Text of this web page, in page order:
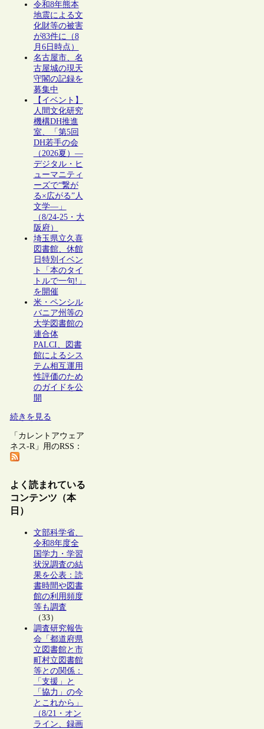
令和8年熊本
地震による文
化財等の被害
が83件に（8
月6日時点）
名古屋市、名
古屋城の現天
守閣の記録を
募集中
【イベント】
人間文化研究
機構DH推進
室、「第5回
DH若手の会
（2026夏）―
デジタル・ヒ
ューマニティ
ーズで“繋が
る×広がる”人
文学―」
（8/24-25・大
阪府）
埼玉県立久喜
図書館、休館
日特別イベン
ト「本のタイ
トルで一句!」
を開催
米・ペンシル
バニア州等の
大学図書館の
連合体
PALCI、図書
館によるシス
テム相互運用
性評価のため
のガイドを公
開
続きを見る
「カレントアウェア
ネス-R」用のRSS：
よく読まれている
コンテンツ（本
日）
文部科学省、
令和8年度全
国学力・学習
状況調査の結
果を公表：読
書時間や図書
館の利用頻度
等も調査
（33）
調査研究報告
会「都道府県
立図書館と市
町村立図書館
等との関係：
「支援」と
「協力」の今
とこれから」
（8/21・オン
ライン、録画